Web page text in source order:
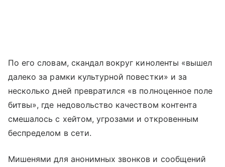
По его словам, скандал вокруг киноленты «вышел
далеко за рамки культурной повестки» и за
несколько дней превратился «в полноценное поле
битвы», где недовольство качеством контента
смешалось с хейтом, угрозами и откровенным
беспределом в сети.
Мишенями для анонимных звонков и сообщений